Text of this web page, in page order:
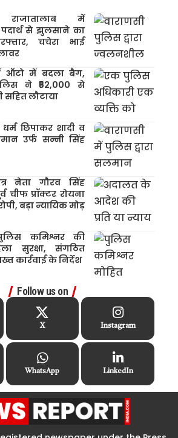
राजातालाब में
से झुलसाने का
चचेरा भाई
ऑटो में बदला बैग,
ने ₹52,000 से
लौटाया
छिपाकर शादी व
उर्फ सन्नी सिंह
नेता गौरव सिंह
चीफ प्रॉक्टर रोयना
बड़ा न्यायिक मोड़
कमिश्नर की
सुरक्षा, संगठित
कार्रवाई के निर्देश
Follow us on
X Instagram
WhatsApp LinkedIn